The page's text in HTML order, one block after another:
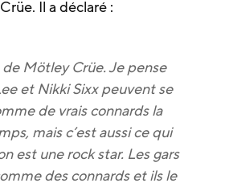
Il a déclaré :
Mötley Crüe. Je pense
et Nikki Sixx peuvent se
de vrais connards la
mais c’est aussi ce qui
est une rock star. Les gars
des connards et ils le